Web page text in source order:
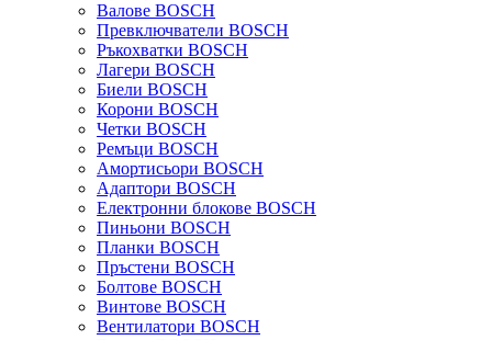
Валове BOSCH
Превключватели BOSCH
Ръкохватки BOSCH
Лагери BOSCH
Биели BOSCH
Корони BOSCH
Четки BOSCH
Ремъци BOSCH
Амортисьори BOSCH
Адаптори BOSCH
Електронни блокове BOSCH
Пиньони BOSCH
Планки BOSCH
Пръстени BOSCH
Болтове BOSCH
Винтове BOSCH
Вентилатори BOSCH